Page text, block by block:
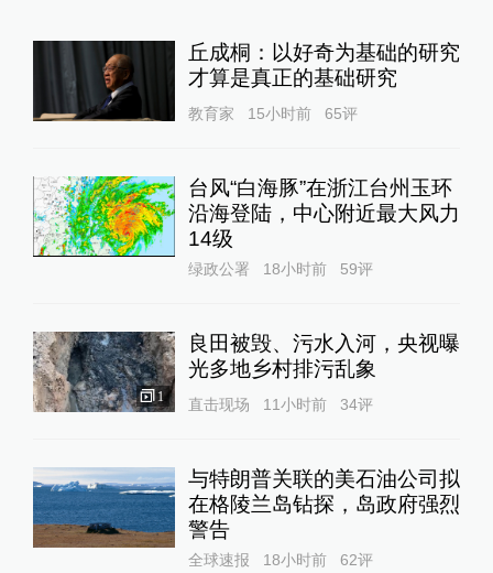
丘成桐：以好奇为基础的研究
才算是真正的基础研究
教育家 15小时前 65评
台风“白海豚”在浙江台州玉环
沿海登陆，中心附近最大风力
14级
绿政公署 18小时前 59评
1
良田被毁、污水入河，央视曝
光多地乡村排污乱象
直击现场 11小时前 34评
与特朗普关联的美石油公司拟
在格陵兰岛钻探，岛政府强烈
警告
全球速报 18小时前 62评